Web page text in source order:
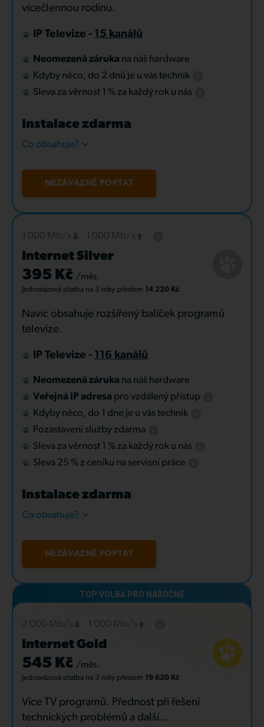
vícečlennou rodinu.
IP Televize - 15 kanálů
Neomezená záruka na náš hardware
Kdyby něco, do 2 dnů je u vás technik
Sleva za věrnost 1 % za každý rok u nás
Instalace zdarma
Co obsahuje?
NEZÁVAZNĚ POPTAT
Internet Silver
395 Kč /měs.
Jednorázová platba na 3 roky předem 14 220 Kč
Navíc obsahuje rozšířený balíček programů
televize.
IP Televize - 116 kanálů
Neomezená záruka na náš hardware
Veřejná IP adresa pro vzdálený přístup
Kdyby něco, do 1 dne je u vás technik
Pozastavení služby zdarma
Sleva za věrnost 1 % za každý rok u nás
Sleva 25 % z ceníku na servisní práce
Instalace zdarma
Co obsahuje?
NEZÁVAZNĚ POPTAT
Internet Gold
545 Kč /měs.
Jednorázová platba na 3 roky předem 19 620 Kč
Více TV programů. Přednost při řešení
technických problémů a další...